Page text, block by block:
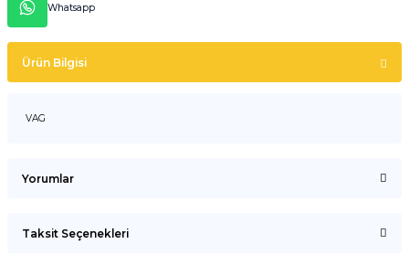
Whatsapp
Ürün Bilgisi
VAG
Yorumlar
Taksit Seçenekleri